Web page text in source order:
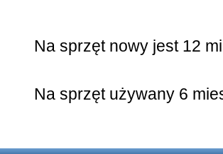
Na sprzęt nowy jest 12
Na sprzęt używany 6